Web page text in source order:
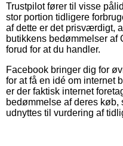
Trustpilot fører til visse
stor portion tidligere
af dette er det prisværdigt,
butikkens bedømmelser af
forud for at du handler.
Facebook bringer dig for
for at få en idé om internet
er der faktisk internet
bedømmelse af deres køb,
udnyttes til vurdering af